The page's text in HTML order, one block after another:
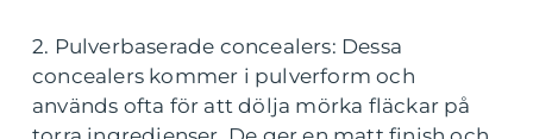
2. Pulverbaserade concealers: Dessa
concealers kommer i pulverform och
används ofta för att dölja mörka fläckar på